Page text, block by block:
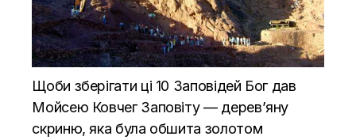
Щоби зберігати ці 10 Заповідей Бог дав
Мойсею Ковчег Заповіту — дерев’яну
скриню, яка була обшита золотом